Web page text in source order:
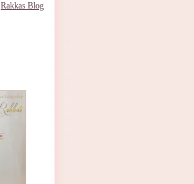
Rakkas Blog